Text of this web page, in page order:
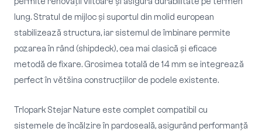
lung. Stratul de mijloc și suportul din molid european
stabilizează structura, iar sistemul de îmbinare permite
pozarea în rând (shipdeck), cea mai clasică și eficace
metodă de fixare. Grosimea totală de 14 mm se integrează
perfect în většina construcțiilor de podele existente.
TrIopark Stejar Nature este complet compatibil cu
sistemele de încălzire în pardoseală, asigurând performanță